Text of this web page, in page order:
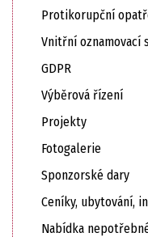
Protikorupční
Vnitřní oznamovací
GDPR
Výběrová řízení
Projekty
Fotogalerie
Sponzorské dary
Ceníky, ubytování,
Nabídka